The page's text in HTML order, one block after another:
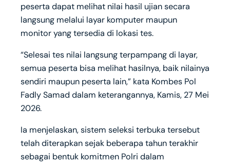
peserta dapat melihat nilai hasil ujian secara
langsung melalui layar komputer maupun
monitor yang tersedia di lokasi tes.
“Selesai tes nilai langsung terpampang di layar,
semua peserta bisa melihat hasilnya, baik nilainya
sendiri maupun peserta lain,” kata Kombes Pol
Fadly Samad dalam keterangannya, Kamis, 27 Mei
2026.
Ia menjelaskan, sistem seleksi terbuka tersebut
telah diterapkan sejak beberapa tahun terakhir
sebagai bentuk komitmen Polri dalam